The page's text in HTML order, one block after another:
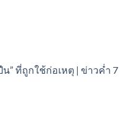
” ที่ถูกใช้ก่อเหตุ | ข่าวค่ำ 7